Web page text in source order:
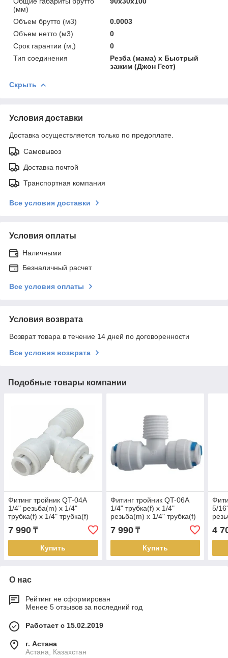
(мм)
Объем брутто (м3)
0.0003
Объем нетто (м3)
0
Срок гарантии (м,)
0
Тип соединения
Резба (мама) х Быстрый
зажим (Джон Гест)
Скрыть
Условия доставки
Доставка осуществляется только по предоплате.
Самовывоз
Доставка почтой
Транспортная компания
Все условия доставки
Условия оплаты
Наличными
Безналичный расчет
Все условия оплаты
Условия возврата
Возврат товара в течение 14 дней по договоренности
Все условия возврата
Подобные товары компании
Фитинг тройник QT-04A
1/4" резьба(m) x 1/4"
трубка(f) x 1/4" трубка(f)
комплект 25 шт.
7 990 ₸
Купить
Фитинг тройник QT-06A
1/4" трубка(f) x 1/4"
резьба(m) x 1/4" трубка(f)
комплект 25 шт.
7 990₸
Купить
5/
4
О нас
Рейтинг не сформирован
Менее 5 отзывов за последний год
Работает с 15.02.2019
г. Астана
Астана, Казахстан